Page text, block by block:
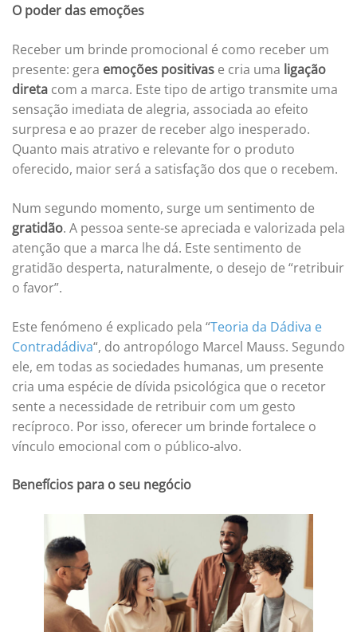
O poder das emoções
Receber um brinde promocional é como receber um
presente: gera emoções positivas e cria uma ligação
direta com a marca. Este tipo de artigo transmite uma
sensação imediata de alegria, associada ao efeito
surpresa e ao prazer de receber algo inesperado.
Quanto mais atrativo e relevante for o produto
oferecido, maior será a satisfação dos que o recebem.
Num segundo momento, surge um sentimento de
gratidão. A pessoa sente-se apreciada e valorizada pela
atenção que a marca lhe dá. Este sentimento de
gratidão desperta, naturalmente, o desejo de “retribuir
o favor”.
Este fenómeno é explicado pela “Teoria da Dádiva e
Contradádiva“, do antropólogo Marcel Mauss. Segundo
ele, em todas as sociedades humanas, um presente
cria uma espécie de dívida psicológica que o recetor
sente a necessidade de retribuir com um gesto
recíproco. Por isso, oferecer um brinde fortalece o
vínculo emocional com o público-alvo.
Benefícios para o seu negócio